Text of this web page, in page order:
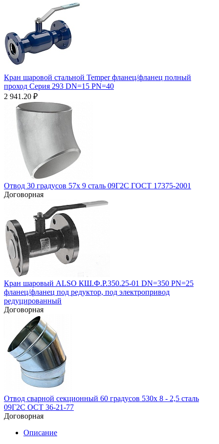
Кран шаровой стальной Temper фланец/фланец полный
проход Серия 293 DN=15 PN=40
2 941.20 ₽
Отвод 30 градусов 57х 9 сталь 09Г2С ГОСТ 17375-2001
Договорная
Кран шаровый ALSO КШ.Ф.Р.350.25-01 DN=350 PN=25
фланец/фланец под редуктор, под электропривод
редуцированный
Договорная
Отвод сварной секционный 60 градусов 530х 8 - 2,5 сталь
09Г2С ОСТ 36-21-77
Договорная
Описание